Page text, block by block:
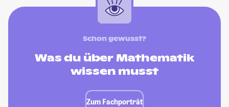
Schon gewusst?
Was du über Mathematik
wissen musst
Zum Fachporträt